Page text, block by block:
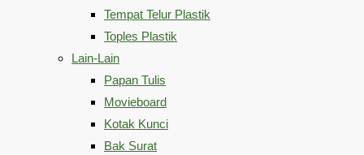
Tempat Telur Plastik
Toples Plastik
Lain-Lain
Papan Tulis
Movieboard
Kotak Kunci
Bak Surat